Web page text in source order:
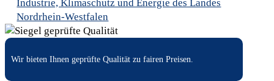
Wir bieten Ihnen geprüfte Qualität zu fairen Preisen.